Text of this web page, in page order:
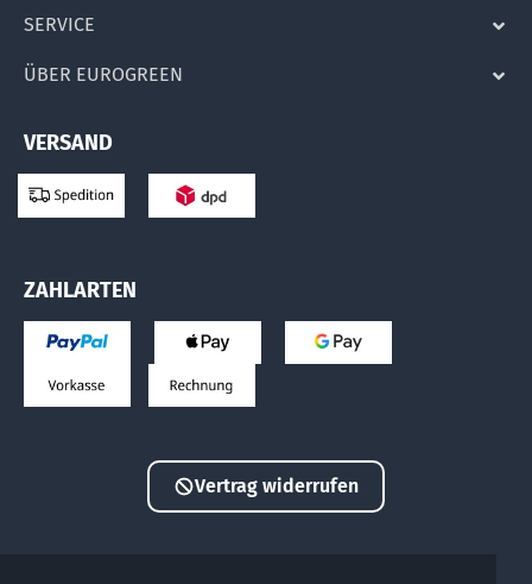
SERVICE
ÜBER EUROGREEN
VERSAND
ZAHLARTEN
Vertrag widerrufen